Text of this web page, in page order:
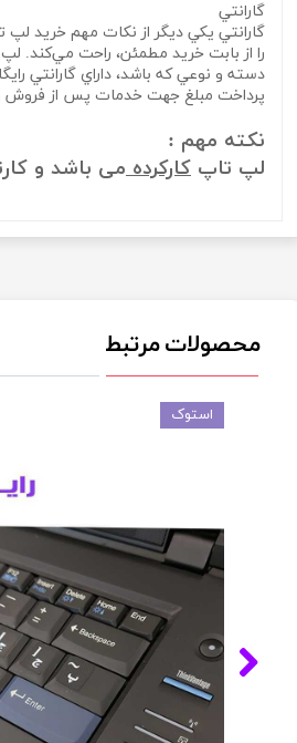
گارانتي
گارانتي يکي ديگر از نکات مهم خريد لپ
را از بابت خريد مطمئن، راحت مي‌کند.
دسته و نوعي که باشد، داراي گارانتي
پرداخت مبلغ جهت خدمات پس از
نکته مهم :
لپ تاپ کارکردهمی باشد و
محصولات مرتبط
استوک